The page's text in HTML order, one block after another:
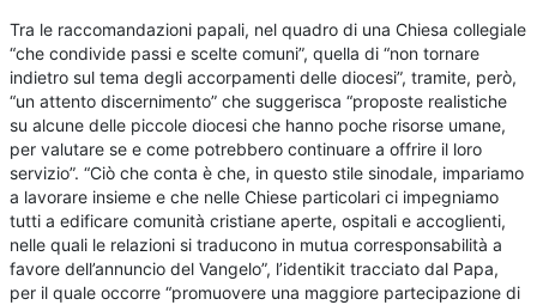
Tra le raccomandazioni papali, nel quadro di una Chiesa collegiale
“che condivide passi e scelte comuni”, quella di “non tornare
indietro sul tema degli accorpamenti delle diocesi”, tramite, però,
“un attento discernimento” che suggerisca “proposte realistiche
su alcune delle piccole diocesi che hanno poche risorse umane,
per valutare se e come potrebbero continuare a offrire il loro
servizio”. “Ciò che conta è che, in questo stile sinodale, impariamo
a lavorare insieme e che nelle Chiese particolari ci impegniamo
tutti a edificare comunità cristiane aperte, ospitali e accoglienti,
nelle quali le relazioni si traducono in mutua corresponsabilità a
favore dell’annuncio del Vangelo”, l’identikit tracciato dal Papa,
per il quale occorre “promuovere una maggiore partecipazione di